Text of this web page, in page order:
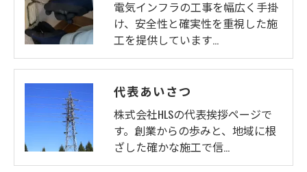
電気インフラの工事を幅広く手掛
け、安全性と確実性を重視した施
工を提供しています…
代表あいさつ
株式会社HLSの代表挨拶ページで
す。創業からの歩みと、地域に根
ざした確かな施工で信…